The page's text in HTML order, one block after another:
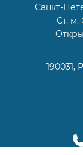
Санкт-
Ст. м.
190031,